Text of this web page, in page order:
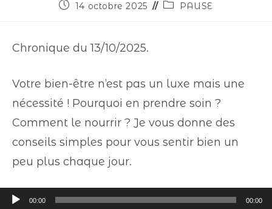
14 octobre 2025 PAUSE
Chronique du 13/10/2025.
Votre bien-être n’est pas un luxe mais une
nécessité ! Pourquoi en prendre soin ?
Comment le nourrir ? Je vous donne des
conseils simples pour vous sentir bien un
peu plus chaque jour.
Lecteur
00:00 00:00